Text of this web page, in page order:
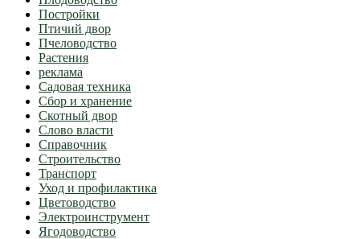
Постройки
Птичий двор
Пчеловодство
Растения
реклама
Садовая техника
Сбор и хранение
Скотный двор
Слово власти
Справочник
Строительство
Транспорт
Уход и профилактика
Цветоводство
Электроинструмент
Ягодоводство